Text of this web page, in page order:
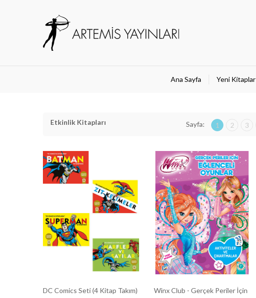
Ana Sayfa Yeni Kitaplar
Etkinlik Kitapları Sayfa: 1 2 3
DC Comics Seti (4 Kitap Takım)
Winx Club - Gerçek Periler İçin